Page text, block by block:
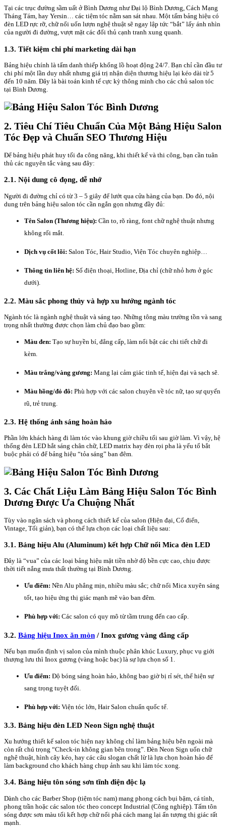
Tại các trục đường sầm uất ở Bình Dương như Đại lộ Bình Dương, Cách Mạng
Tháng Tám, hay Yersin… các tiệm tóc nằm san sát nhau. Một tấm bảng hiệu có
đèn LED rực rỡ, chữ nổi uốn lượn nghệ thuật sẽ ngay lập tức “bắt” lấy ánh nhìn
của người đi đường, vượt mặt các đối thủ cạnh tranh xung quanh.
1.3. Tiết kiệm chi phí marketing dài hạn
Bảng hiệu chính là tấm danh thiếp khổng lồ hoạt động 24/7. Bạn chỉ cần đầu tư
chi phí một lần duy nhất nhưng giá trị nhận diện thương hiệu lại kéo dài từ 5
đến 10 năm. Đây là bài toán kinh tế cực kỳ thông minh cho các chủ salon tóc
tại Bình Dương.
2. Tiêu Chí Tiêu Chuẩn Của Một Bảng Hiệu Salon
Tóc Đẹp và Chuẩn SEO Thương Hiệu
Để bảng hiệu phát huy tối đa công năng, khi thiết kế và thi công, bạn cần tuân
thủ các nguyên tắc vàng sau đây:
2.1. Nội dung cô đọng, dễ nhớ
Người đi đường chỉ có từ 3 – 5 giây để lướt qua cửa hàng của bạn. Do đó, nội
dung trên bảng hiệu salon tóc cần ngắn gọn nhưng đầy đủ:
Tên Salon (Thương hiệu): Cần to, rõ ràng, font chữ nghệ thuật nhưng
không rối mắt.
Dịch vụ cốt lõi: Salon Tóc, Hair Studio, Viện Tóc chuyên nghiệp…
Thông tin liên hệ: Số điện thoại, Hotline, Địa chỉ (chữ nhỏ hơn ở góc
dưới).
2.2. Màu sắc phong thủy và hợp xu hướng ngành tóc
Ngành tóc là ngành nghệ thuật và sáng tạo. Những tông màu trường tồn và sang
trọng nhất thường được chọn làm chủ đạo bao gồm:
Màu đen: Tạo sự huyền bí, đẳng cấp, làm nổi bật các chi tiết chữ đi
kèm.
Màu trắng/vàng gương: Mang lại cảm giác tinh tế, hiện đại và sạch sẽ.
Màu hồng/đỏ đô: Phù hợp với các salon chuyên về tóc nữ, tạo sự quyến
rũ, trẻ trung.
2.3. Hệ thống ánh sáng hoàn hảo
Phần lớn khách hàng đi làm tóc vào khung giờ chiều tối sau giờ làm. Vì vậy, hệ
thống đèn LED hắt sáng chân chữ, LED matrix hay đèn rọi pha là yếu tố bắt
buộc phải có để bảng hiệu “tỏa sáng” ban đêm.
3. Các Chất Liệu Làm Bảng Hiệu Salon Tóc Bình
Dương Được Ưa Chuộng Nhất
Tùy vào ngân sách và phong cách thiết kế của salon (Hiện đại, Cổ điển,
Vintage, Tối giản), bạn có thể lựa chọn các loại chất liệu sau:
3.1. Bảng hiệu Alu (Aluminum) kết hợp Chữ nổi Mica đèn LED
Đây là “vua” của các loại bảng hiệu mặt tiền nhờ độ bền cực cao, chịu được
thời tiết nắng mưa thất thường tại Bình Dương.
Ưu điểm: Nền Alu phẳng mịn, nhiều màu sắc; chữ nổi Mica xuyên sáng
tốt, tạo hiệu ứng thị giác mạnh mẽ vào ban đêm.
Phù hợp với: Các salon có quy mô từ tầm trung đến cao cấp.
3.2. Bảng hiệu Inox ăn mòn / Inox gương vàng đẳng cấp
Nếu bạn muốn định vị salon của mình thuộc phân khúc Luxury, phục vụ giới
thượng lưu thì Inox gương (vàng hoặc bạc) là sự lựa chọn số 1.
Ưu điểm: Độ bóng sáng hoàn hảo, không bao giờ bị rỉ sét, thể hiện sự
sang trọng tuyệt đối.
Phù hợp với: Viện tóc lớn, Hair Salon chuẩn quốc tế.
3.3. Bảng hiệu đèn LED Neon Sign nghệ thuật
Xu hướng thiết kế salon tóc hiện nay không chỉ làm bảng hiệu bên ngoài mà
còn rất chú trọng “Check-in không gian bên trong”. Đèn Neon Sign uốn chữ
nghệ thuật, hình cây kéo, hay các câu slogan chất lừ là lựa chọn hoàn hảo để
làm background cho khách hàng chụp ảnh sau khi làm tóc xong.
3.4. Bảng hiệu tôn sóng sơn tĩnh điện độc lạ
Dành cho các Barber Shop (tiệm tóc nam) mang phong cách bụi bặm, cá tính,
phong trần hoặc các salon tóc theo concept Industrial (Công nghiệp). Tấm tôn
sóng được sơn màu tối kết hợp chữ nổi phá cách mang lại ấn tượng thị giác rất
mạnh.